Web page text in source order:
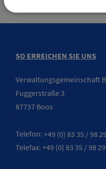
SO ERREICHEN SIE UNS
Verwaltungsgemeinschaft
Fuggerstraße 3
87737 Boos
Telefon: +49 (0) 83 35 / 98
Telefax: +49 (0) 83 35 / 98